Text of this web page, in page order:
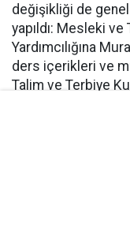
değişikliği de genel
yapıldı: Mesleki
Yardımcılığına
ders içerikleri ve
Talim ve Terbiye